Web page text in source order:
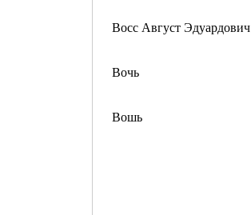
Восс Август Эдуардович
Вочь
Вошь